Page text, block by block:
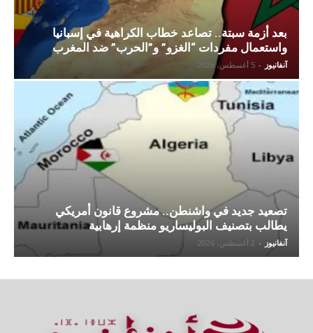
بعد أزمة سبتة.. تصاعد خطاب الكراهية في إسبانيا
واستعمال مفردات “الغزو” و”الحرب” ضد المغرب
آنفانيوز - 5 أغسطس، 2026
تصعيد جديد في واشنطن.. مشروع قانون أمريكي
يطالب بتصنيف البوليساريو منظمة إرهابية
آنفانيوز - 2 أغسطس، 2026